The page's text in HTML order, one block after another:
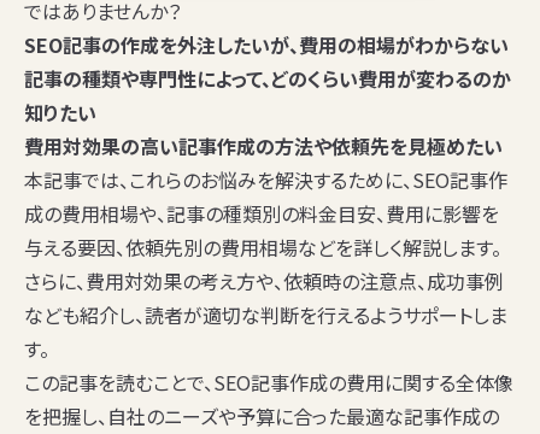
ではありませんか？
SEO記事の作成を外注したいが、費用の相場がわからない
記事の種類や専門性によって、どのくらい費用が変わるのか
知りたい
費用対効果の高い記事作成の方法や依頼先を見極めたい
本記事では、これらのお悩みを解決するために、SEO記事作
成の費用相場や、記事の種類別の料金目安、費用に影響を
与える要因、依頼先別の費用相場などを詳しく解説します。
さらに、費用対効果の考え方や、依頼時の注意点、成功事例
なども紹介し、読者が適切な判断を行えるようサポートしま
す。
この記事を読むことで、SEO記事作成の費用に関する全体像
を把握し、自社のニーズや予算に合った最適な記事作成の